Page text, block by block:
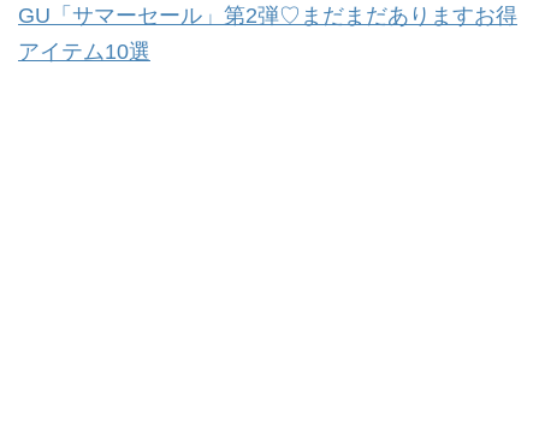
GU「サマーセール」第2弾♡まだまだありますお得
アイテム10選